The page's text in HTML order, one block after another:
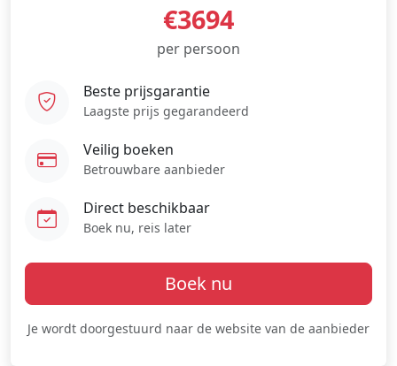
€3694
per persoon
Beste prijsgarantie
Laagste prijs gegarandeerd
Veilig boeken
Betrouwbare aanbieder
Direct beschikbaar
Boek nu, reis later
Boek nu
Je wordt doorgestuurd naar de website van de aanbieder